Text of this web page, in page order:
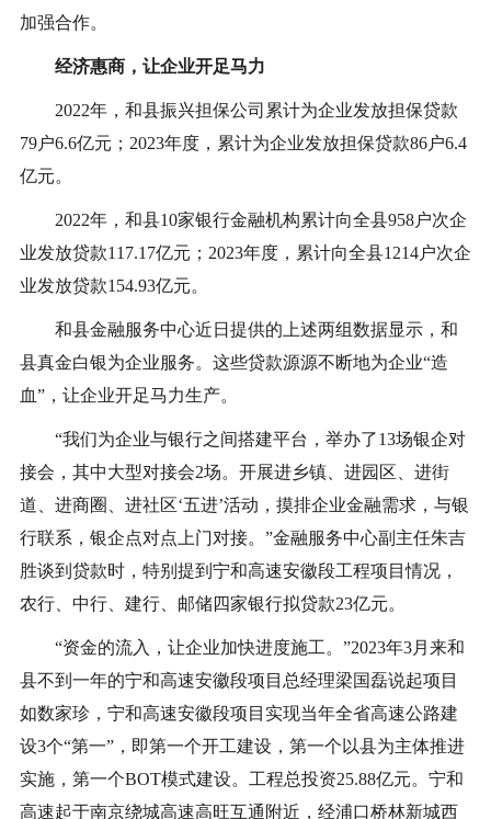
加强合作。
经济惠商，让企业开足马力
2022年，和县振兴担保公司累计为企业发放担保贷款
79户6.6亿元；2023年度，累计为企业发放担保贷款86户6.4
亿元。
2022年，和县10家银行金融机构累计向全县958户次企
业发放贷款117.17亿元；2023年度，累计向全县1214户次企
业发放贷款154.93亿元。
和县金融服务中心近日提供的上述两组数据显示，和
县真金白银为企业服务。这些贷款源源不断地为企业“造
血”，让企业开足马力生产。
“我们为企业与银行之间搭建平台，举办了13场银企对
接会，其中大型对接会2场。开展进乡镇、进园区、进街
道、进商圈、进社区‘五进’活动，摸排企业金融需求，与银
行联系，银企点对点上门对接。”金融服务中心副主任朱吉
胜谈到贷款时，特别提到宁和高速安徽段工程项目情况，
农行、中行、建行、邮储四家银行拟贷款23亿元。
“资金的流入，让企业加快进度施工。”2023年3月来和
县不到一年的宁和高速安徽段项目总经理梁国磊说起项目
如数家珍，宁和高速安徽段项目实现当年全省高速公路建
设3个“第一”，即第一个开工建设，第一个以县为主体推进
实施，第一个BOT模式建设。工程总投资25.88亿元。宁和
高速起于南京绕城高速高旺互通附近，经浦口桥林新城西